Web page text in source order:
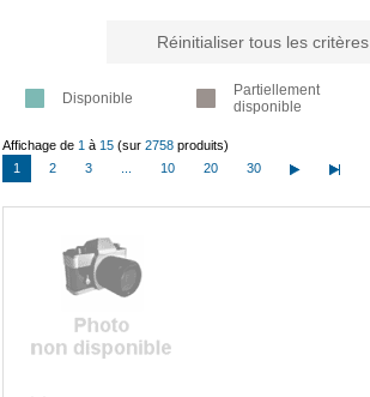
Réinitialiser tous les critères
Disponible
Partiellement
disponible
Affichage de 1 à 15 (sur 2758 produits)
1
2 3 10 20 30